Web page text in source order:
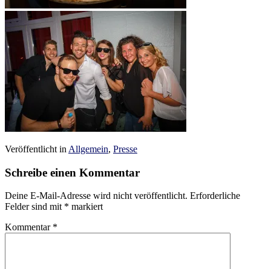
Veröffentlicht in Allgemein, Presse
Schreibe einen Kommentar
Deine E-Mail-Adresse wird nicht veröffentlicht. Erforderliche
Felder sind mit * markiert
Kommentar *